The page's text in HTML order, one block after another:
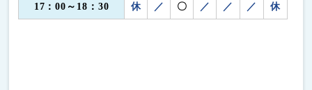
17：00～18：30 休 ／ 〇 ／ ／ ／ 休